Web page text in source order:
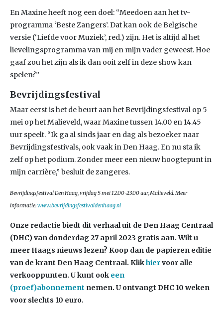
En Maxine heeft nog een doel: “Meedoen aan het tv-
programma ‘Beste Zangers’. Dat kan ook de Belgische
versie (‘Liefde voor Muziek’, red.) zijn. Het is altijd al het
lievelingsprogramma van mij en mijn vader geweest. Hoe
gaaf zou het zijn als ik dan ooit zelf in deze show kan
spelen?”
Bevrijdingsfestival
Maar eerst is het de beurt aan het Bevrijdingsfestival op 5
mei op het Malieveld, waar Maxine tussen 14.00 en 14.45
uur speelt. “Ik ga al sinds jaar en dag als bezoeker naar
Bevrijdingsfestivals, ook vaak in Den Haag. En nu sta ik
zelf op het podium. Zonder meer een nieuw hoogtepunt in
mijn carrière,” besluit de zangeres.
Bevrijdingsfestival Den Haag, vrijdag 5 mei 12.00-23.00 uur, Malieveld. Meer
informatie:www.bevrijdingsfestivaldenhaag.nl
Onze redactie biedt dit verhaal uit de Den Haag Centraal
(DHC) van donderdag 27 april 2023 gratis aan. Wilt u
meer Haags nieuws lezen? Koop dan de papieren editie
van de krant Den Haag Centraal. Klikhiervoor alle
verkooppunten. U kunt ook een
(proef)abonnement nemen. U ontvangt DHC 10 weken
voor slechts 10 euro.